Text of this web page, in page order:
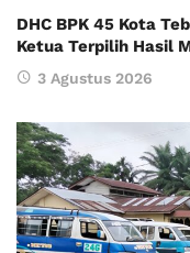
DHC BPK 45 Kota
Ketua Terpilih Hasil
3 Agustus 2026